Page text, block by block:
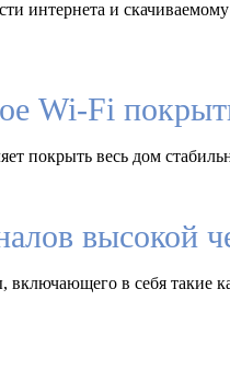
интернета и
Wi-Fi
покрыть весь дом
высокой
включающего в себя